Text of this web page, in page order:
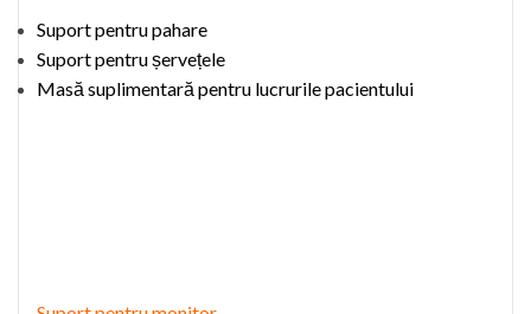
Suport pentru pahare
Suport pentru șervețele
Masă suplimentară pentru lucrurilepacientului